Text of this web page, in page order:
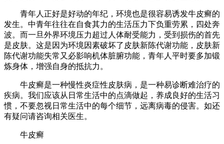
青年人正好是好动的年纪，环境也是很容易诱发牛皮癣的
发生。中青年往往在自食其力的生活压力下负重劳累，四处奔
波。而一旦外界环境压力超过人体耐受能力，受到损伤的首先
是皮肤。这是因为环境因素破坏了皮肤新陈代谢功能，皮肤新
陈代谢功能失常又必影响机体脏腑功能，青年人平时要多加锻
炼身体，增强自身的抵抗力。
牛皮癣是一种慢性炎症性皮肤病，是一种易诊断难治疗的
疾病。我们应该从日常生活中的点滴做起，养成良好的生活习
惯，不要忽视日常生活中的每个细节，远离病毒的侵害。如还
有疑问请咨询相关医生。
牛皮癣